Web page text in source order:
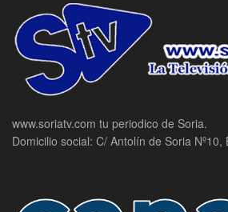
www.soriatv.com tu periodico de Soria.
Domicilio social: C/ Antolín de Soria Nº10,